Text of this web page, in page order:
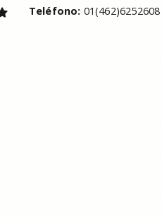
Teléfono: 01(462)6252608